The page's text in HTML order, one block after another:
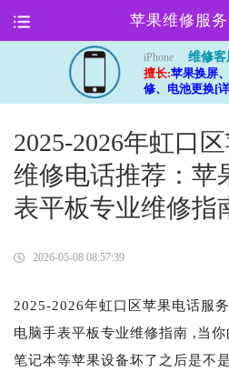
苹果维修服
iPhone
维修客
擅长:苹果换屏
修、电池更换[
2025-2026年虹口
维修电话推荐：苹
表平板专业维修指
2026-05-08 08:57:39
2025-2026年虹口区苹果电话服
电脑手表平板专业维修指南 ,当
笔记本等苹果设备坏了之后是不